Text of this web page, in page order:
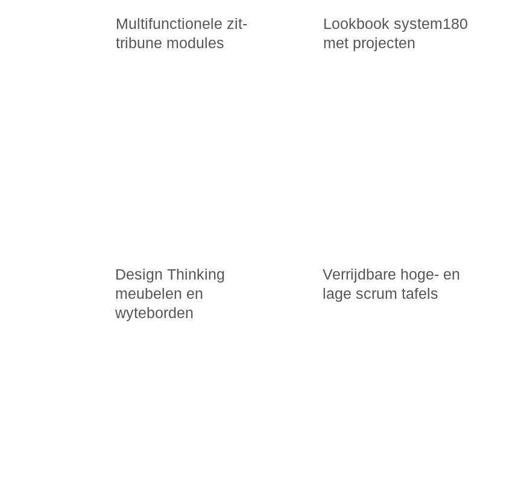
Multifunctionele zit-
tribune modules
Design Thinking
meubelen en
wyteborden
Lookbook system180
met projecten
Verrijdbare hoge- en
lage scrum tafels